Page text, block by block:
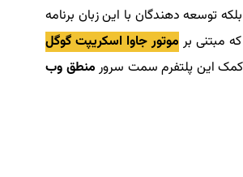
توسعه دهندگان با این زبان برنامه
موتور جاوا اسکریپت گوگل
منطق وب